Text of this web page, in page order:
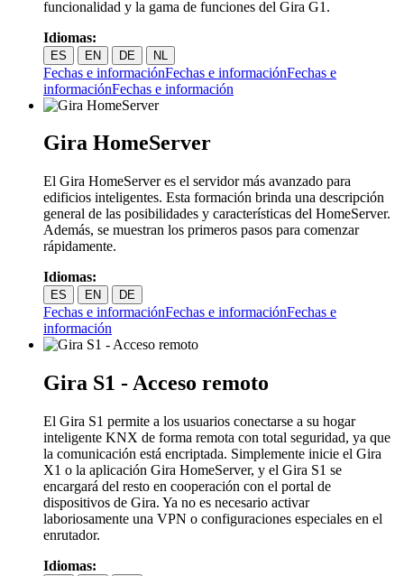
funcionalidad y la gama de funciones del Gira G1.
Idiomas:
ES EN DE NL
Fechas e informaciónFechas e informaciónFechas e
informaciónFechas e información
Gira HomeServer
El Gira HomeServer es el servidor más avanzado para
edificios inteligentes. Esta formación brinda una descripción
general de las posibilidades y características del HomeServer.
Además, se muestran los primeros pasos para comenzar
rápidamente.
Idiomas:
ES EN DE
Fechas e informaciónFechas e informaciónFechas e
información
Gira S1 - Acceso remoto
El Gira S1 permite a los usuarios conectarse a su hogar
inteligente KNX de forma remota con total seguridad, ya que
la comunicación está encriptada. Simplemente inicie el Gira
X1 o la aplicación Gira HomeServer, y el Gira S1 se
encargará del resto en cooperación con el portal de
dispositivos de Gira. Ya no es necesario activar
laboriosamente una VPN o configuraciones especiales en el
enrutador.
Idiomas: